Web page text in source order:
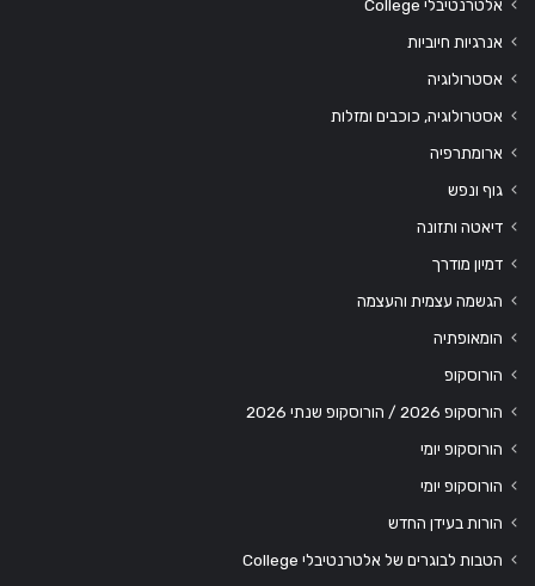
אלטרנטיבלי College
אנרגיות חיוביות
אסטרולוגיה
אסטרולוגיה, כוכבים ומזלות
ארומתרפיה
גוף ונפש
דיאטה ותזונה
דמיון מודרך
הגשמה עצמית והעצמה
הומאופתיה
הורוסקופ
הורוסקופ 2026 / הורוסקופ שנתי 2026
הורוסקופ יומי
הורוסקופ יומי
הורות בעידן החדש
הטבות לבוגרים של אלטרנטיבלי College